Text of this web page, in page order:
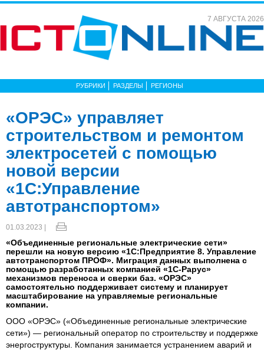
7 АВГУСТА 2026
РУБРИКИ РАЗДЕЛЫ РЕГИОНЫ
«ОРЭС» управляет
строительством и ремонтом
электросетей с помощью
новой версии
«1С:Управление
автотранспортом»
01.03.2023 |
«Объединенные региональные электрические сети»
перешли на новую версию «1С:Предприятие 8. Управление
автотранспортом ПРОФ». Миграция данных выполнена с
помощью разработанных компанией «1С‑Рарус»
механизмов переноса и сверки баз. «ОРЭС»
самостоятельно поддерживает систему и планирует
масштабирование на управляемые региональные
компании.
ООО «ОРЭС» («Объединенные региональные электрические
сети») — региональный оператор по строительству и поддержке
энергоструктуры. Компания занимается устранением аварий и